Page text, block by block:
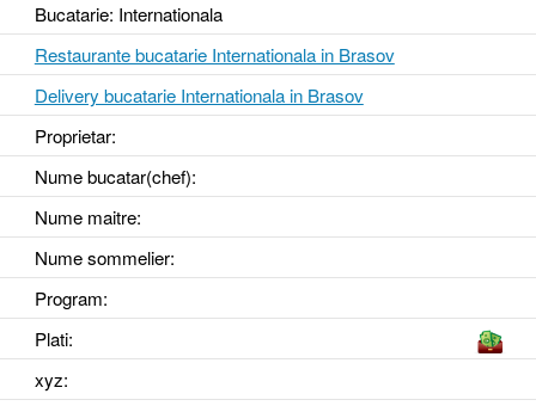
Bucatarie: Internationala
Restaurante bucatarie Internationala in Brasov
Delivery bucatarie Internationala in Brasov
Proprietar:
Nume bucatar(chef):
Nume maitre:
Nume sommelier:
Program:
Plati:
xyz: